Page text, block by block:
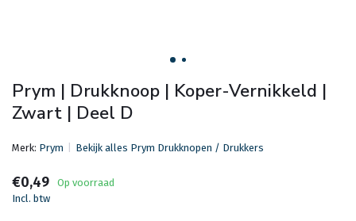
Prym | Drukknoop | Koper-Vernikkeld |
Zwart | Deel D
Merk: Prym Bekijk alles Prym Drukknopen / Drukkers
€0,49
Op voorraad
Incl. btw